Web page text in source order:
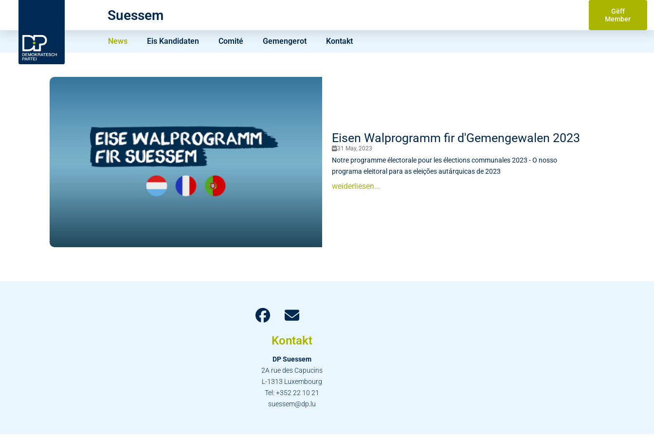
Suessem
Gëff
Member
News Eis Kandidaten Comité Gemengerot Kontakt
Eisen Walprogramm fir d'Gemengewalen 2023
31 May, 2023
Notre programme électorale pour les élections communales 2023 - O nosso
programa eleitoral para as eleições autárquicas de 2023
weiderliesen...
Kontakt
DP Suessem
2A rue des Capucins
L-1313 Luxembourg
Tel: +352 22 10 21
suessem@dp.lu